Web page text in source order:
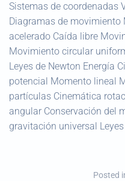
Sistemas de coordenadas
Diagramas de
acelerado Caída libre
Movimiento circular
Leyes de Newton Energía
potencial Momento lineal
partículas Cinemática
angular Conservación del
gravitación universal Leyes
Posted